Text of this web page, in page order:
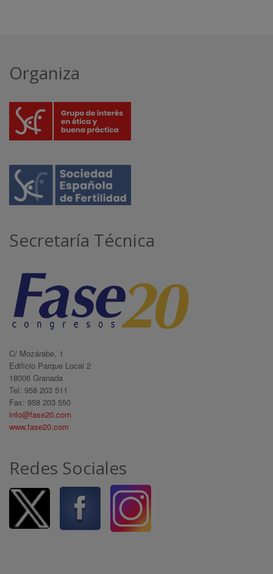
Organiza
Secretaría Técnica
C/ Mozárabe, 1
Edificio Parque Local 2
18006 Granada
Tel: 958 203 511
Fax: 958 203 550
info@fase20.com
www.fase20.com
Redes Sociales